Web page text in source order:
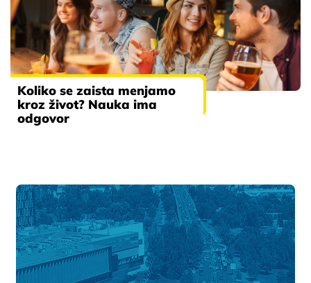
Koliko se zaista menjamo
kroz život? Nauka ima
odgovor